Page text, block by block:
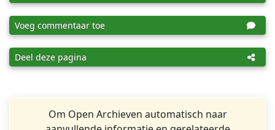
Voeg commentaar toe
Deel deze pagina
Om Open Archieven automatisch naar